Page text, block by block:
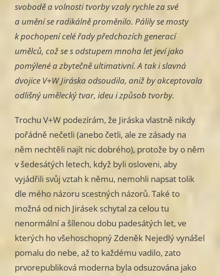
svobodě a volnosti tvorby vzaly rychle za své
a umění se radikálně proměnilo. Pálily se mosty
k pochopení celé řady předchozích generací
umělců, což se s odstupem mnoha let jeví jako
pomýlené a zbytečně ultimativní. A tak i slavná
dvojice V+W Jiráska odsoudila, aniž by akceptovala
odlišný umělecký tvar, ideu i způsob tvorby.
Trochu V+W podezírám, že Jiráska vlastně nikdy
pořádně nečetli (anebo četli, ale ze zásady na
něm nechtěli najít nic dobrého), protože by o něm
v šedesátých letech, když byli osloveni, aby
vyjádřili svůj vztah k němu, nemohli napsat tolik
dle mého názoru scestných názorů. Také to
možná od nich Jirásek schytal za celou tu
nenormální a šílenou dobu padesátých let, ve
kterých ho všehoschopný Zdeněk Nejedlý vynášel
pomalu do nebe, až to každému vadilo, zato
prvorepubliková moderna byla odsuzována jako